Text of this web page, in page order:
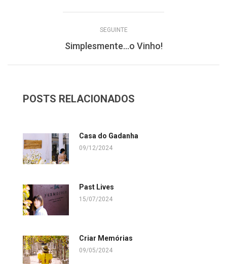
SEGUINTE
Simplesmente…o Vinho!
POSTS RELACIONADOS
Casa do Gadanha
09/12/2024
Past Lives
15/07/2024
Criar Memórias
09/05/2024